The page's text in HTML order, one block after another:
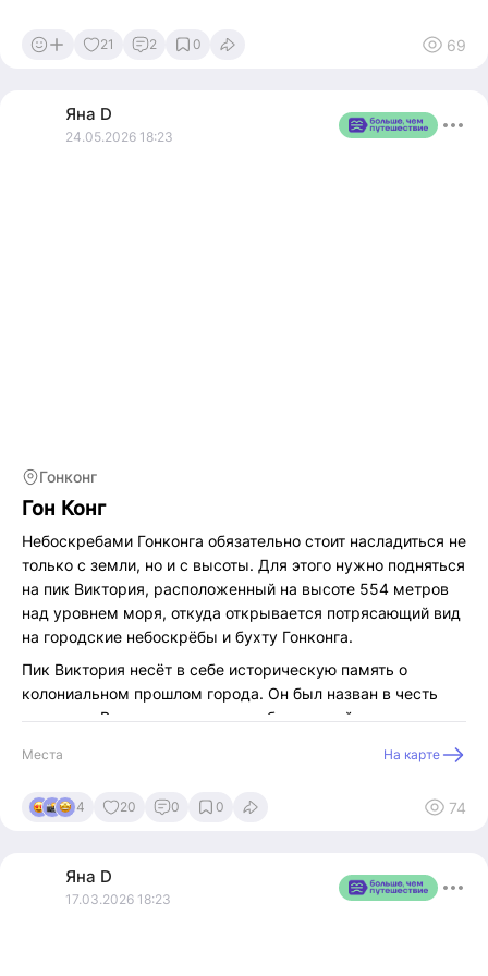
впечатление роскоши.
величественным и живописным замком Осака, а также
панорамой города. В поле зрения попадут современные
21 2 0 69
Яна D
24.05.2026 18:23
Гонконг
Гон Конг
Небоскребами Гонконга обязательно стоит насладиться не
только с земли, но и с высоты. Для этого нужно подняться
на пик Виктория, расположенный на высоте 554 метров
над уровнем моря, откуда открывается потрясающий вид
на городские небоскрёбы и бухту Гонконга.
Пик Виктория несёт в себе историческую память о
колониальном прошлом города. Он был назван в честь
королевы Виктории во времена британской колонизации,
наслаждаться его видами, в то время как китайцам
Существует три популярных способа добраться до пика:
хотя и не самый захватывающий. Введите в
приложении Google Maps название торгового центра
Места На карте
4 20 0 0 74
Яна D
17.03.2026 18:23